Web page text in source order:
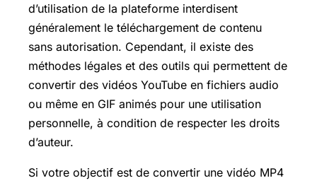
d’utilisation de la plateforme interdisent
généralement le téléchargement de contenu
sans autorisation. Cependant, il existe des
méthodes légales et des outils qui permettent de
convertir des vidéos YouTube en fichiers audio
ou même en GIF animés pour une utilisation
personnelle, à condition de respecter les droits
d’auteur.
Si votre objectif est de convertir une vidéo MP4